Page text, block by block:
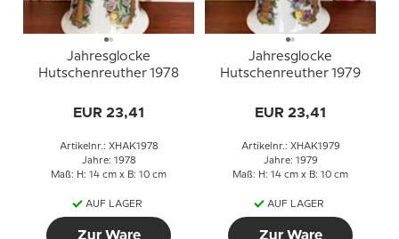
Jahresglocke
Hutschenreuther 1978
EUR 23,41
Artikelnr.: XHAK1978
Jahre: 1978
Maß: H: 14 cm x B: 10 cm
AUF LAGER
Zur Ware
Jahresglocke
Hutschenreuther 1979
EUR 23,41
Artikelnr.: XHAK1979
Jahre: 1979
Maß: H: 14 cm x B: 10 cm
AUF LAGER
Zur Ware